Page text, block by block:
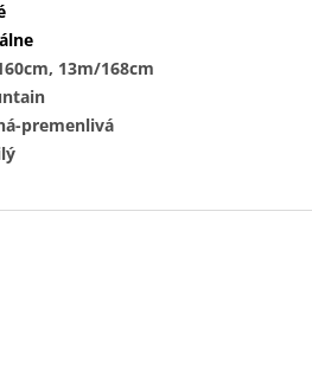
13m/168cm
premenlivá